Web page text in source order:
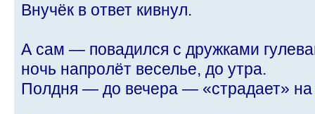
Внучёк в ответ кивнул.
А сам — повадился с дружками
ночь напролёт веселье, до утра.
Полдня — до вечера — «страдает»